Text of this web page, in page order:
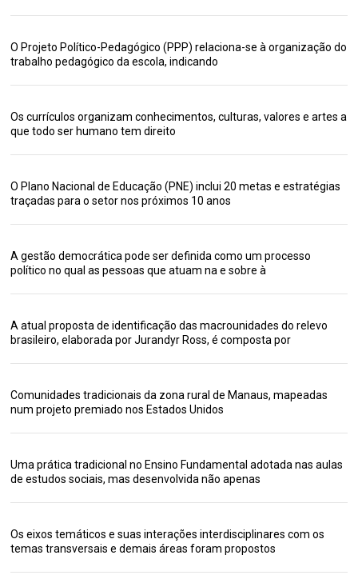
O Projeto Político-Pedagógico (PPP) relaciona-se à organização do
trabalho pedagógico da escola, indicando
Os currículos organizam conhecimentos, culturas, valores e artes a
que todo ser humano tem direito
O Plano Nacional de Educação (PNE) inclui 20 metas e estratégias
traçadas para o setor nos próximos 10 anos
A gestão democrática pode ser definida como um processo
político no qual as pessoas que atuam na e sobre à
A atual proposta de identificação das macrounidades do relevo
brasileiro, elaborada por Jurandyr Ross, é composta por
Comunidades tradicionais da zona rural de Manaus, mapeadas
num projeto premiado nos Estados Unidos
Uma prática tradicional no Ensino Fundamental adotada nas aulas
de estudos sociais, mas desenvolvida não apenas
Os eixos temáticos e suas interações interdisciplinares com os
temas transversais e demais áreas foram propostos